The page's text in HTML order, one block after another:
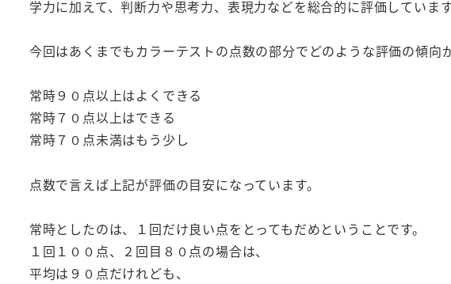
学力に加えて、判断力や思考力、表現力などを総合的に評価しています
今回はあくまでもカラーテストの点数の部分でどのような評価の傾向
常時９０点以上はよくできる
常時７０点以上はできる
常時７０点未満はもう少し
点数で言えば上記が評価の目安になっています。
常時としたのは、１回だけ良い点をとってもだめということです。
１回１００点、２回目８０点の場合は、
平均は９０点だけれども、